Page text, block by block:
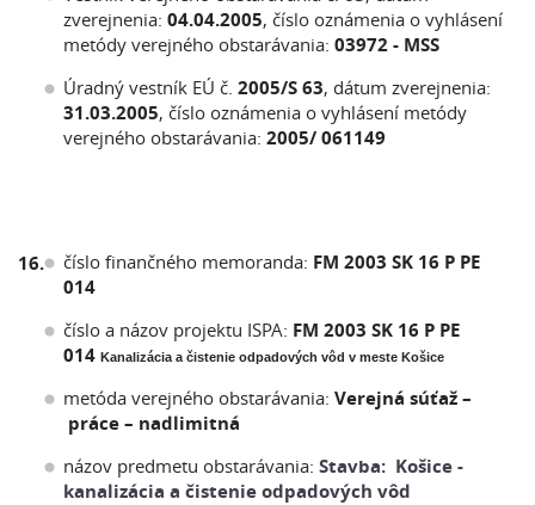
zverejnenia: 04.04.2005, číslo oznámenia o vyhlásení
metódy verejného obstarávania: 03972 - MSS
Úradný vestník EÚ č. 2005/S 63, dátum zverejnenia:
31.03.2005, číslo oznámenia o vyhlásení metódy
verejného obstarávania: 2005/ 061149
16. číslo finančného memoranda: FM 2003 SK 16 P PE
014
číslo a názov projektu ISPA: FM 2003 SK 16 P PE
014 Kanalizácia a čistenie odpadových vôd v meste Košice
metóda verejného obstarávania: Verejná súťaž –
práce – nadlimitná
názov predmetu obstarávania: Stavba: Košice -
kanalizácia a čistenie odpadových vôd